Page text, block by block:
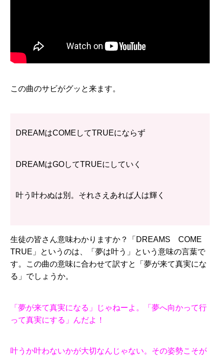
この曲のサビがグッと来ます。
DREAMはCOMEしてTRUEにならず
DREAMはGOしてTRUEにしていく
叶う叶わぬは別。それさえあれば人は輝く
生徒の皆さん意味わかりますか？「DREAMS COME
TRUE」というのは、「夢は叶う」という意味の言葉で
す。この曲の意味に合わせて訳すと「夢が来て真実にな
る」でしょうか。
「夢が来て真実になる」じゃねーよ。「夢へ向かって行
って真実にする」んだよ！
叶うか叶わないかが大切なんじゃない。その姿勢こそが